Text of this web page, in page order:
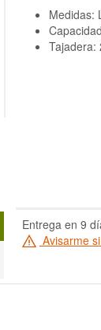
Medidas:
Tajadera:
Entrega en 9
Avisarme